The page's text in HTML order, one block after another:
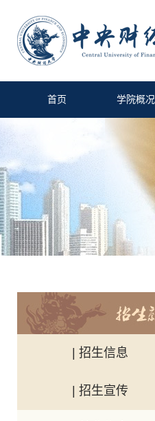
首页 学院概况
| 招生信息
| 招生宣传